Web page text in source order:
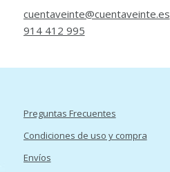
cuentaveinte@cuentaveinte.es
914 412 995
Preguntas Frecuentes
Condiciones de uso y compra
Envíos